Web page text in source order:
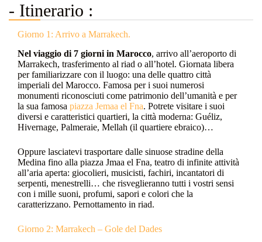
- Itinerario :
Giorno 1: Arrivo a Marrakech.
Nel viaggio di 7 giorni in Marocco, arrivo all’aeroporto di
Marrakech, trasferimento al riad o all’hotel. Giornata libera
per familiarizzare con il luogo: una delle quattro città
imperiali del Marocco. Famosa per i suoi numerosi
monumenti riconosciuti come patrimonio dell’umanità e per
la sua famosa piazza Jemaa el Fna. Potrete visitare i suoi
diversi e caratteristici quartieri, la città moderna: Guéliz,
Hivernage, Palmeraie, Mellah (il quartiere ebraico)…
Oppure lasciatevi trasportare dalle sinuose stradine della
Medina fino alla piazza Jmaa el Fna, teatro di infinite attività
all’aria aperta: giocolieri, musicisti, fachiri, incantatori di
serpenti, menestrelli… che risveglieranno tutti i vostri sensi
con i mille suoni, profumi, sapori e colori che la
caratterizzano. Pernottamento in riad.
Giorno 2: Marrakech – Gole del Dades